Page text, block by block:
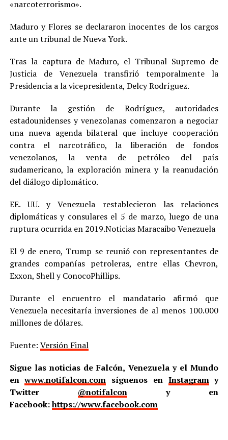
«narcoterrorismo».
Maduro y Flores se declararon inocentes de los cargos
ante un tribunal de Nueva York.
Tras la captura de Maduro, el Tribunal Supremo de
Justicia de Venezuela transfirió temporalmente la
Presidencia a la vicepresidenta, Delcy Rodríguez.
Durante la gestión de Rodríguez, autoridades
estadounidenses y venezolanas comenzaron a negociar
una nueva agenda bilateral que incluye cooperación
contra el narcotráfico, la liberación de fondos
venezolanos, la venta de petróleo del país
sudamericano, la exploración minera y la reanudación
del diálogo diplomático.
EE. UU. y Venezuela restablecieron las relaciones
diplomáticas y consulares el 5 de marzo, luego de una
ruptura ocurrida en 2019.Noticias Maracaibo Venezuela
El 9 de enero, Trump se reunió con representantes de
grandes compañías petroleras, entre ellas Chevron,
Exxon, Shell y ConocoPhillips.
Durante el encuentro el mandatario afirmó que
Venezuela necesitaría inversiones de al menos 100.000
millones de dólares.
Fuente: Versión Final
Sigue las noticias de Falcón, Venezuela y el Mundo
enwww.notifalcon.com síguenos en Instagramy
Twitter @notifalcony en
Facebook:https://www.facebook.com